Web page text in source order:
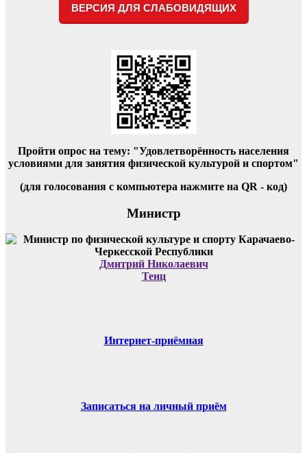
ВЕРСИЯ ДЛЯ СЛАБОВИДЯЩИХ
Пройти опрос на тему: "Удовлетворённость населения
условиями для занятия физической культурой и спортом"
(для голосования с компьютера нажмите на QR - код)
Министр
Дмитрий Николаевич
Тенц
Интернет-приёмная
Записаться на личный приём